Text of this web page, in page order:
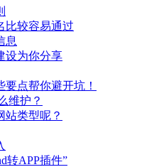
比较容易通过
息
设为你分享
点帮你避开坑！
维护？
站类型呢？
转APP插件”